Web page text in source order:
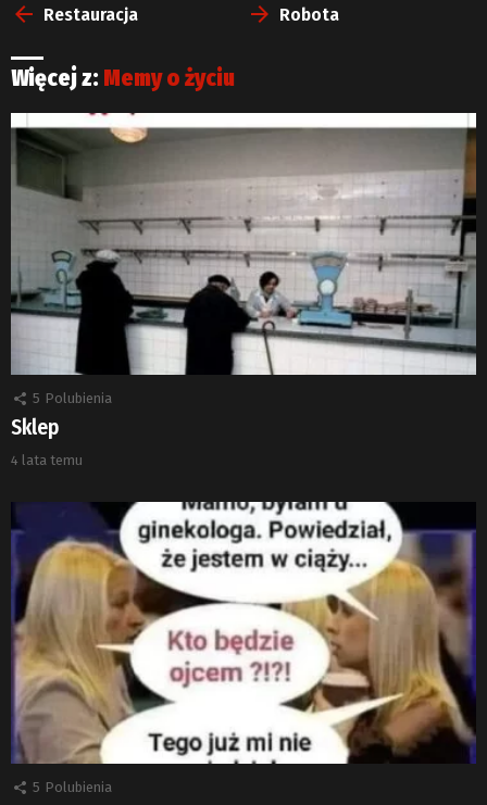
więcejRestauracja Robota
Więcej z: Memy o życiu
5 Polubienia
Sklep
4 lata temu
5 Polubienia